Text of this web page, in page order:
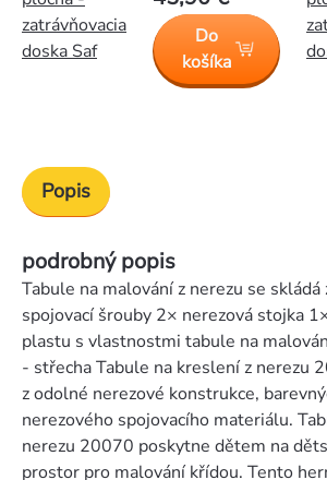
zatrávňovacia
doska Saf
Do
košíka
Popis
podrobný popis
Tabule na malování z nerezu se skládá
spojovací šrouby 2× nerezová stojka
plastu s vlastnostmi tabule na
- střecha Tabule na kreslení z nerezu
z odolné nerezové konstrukce,
nerezového spojovacího materiálu.
nerezu 20070 poskytne dětem na
prostor pro malování křídou. Tento